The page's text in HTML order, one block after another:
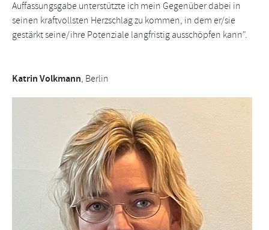
Auffassungsgabe unterstützte ich mein Gegenüber dabei in
seinen kraftvollsten Herzschlag zu kommen, in dem er/sie
gestärkt seine/ihre Potenziale langfristig ausschöpfen kann".
Katrin Volkmann, Berlin